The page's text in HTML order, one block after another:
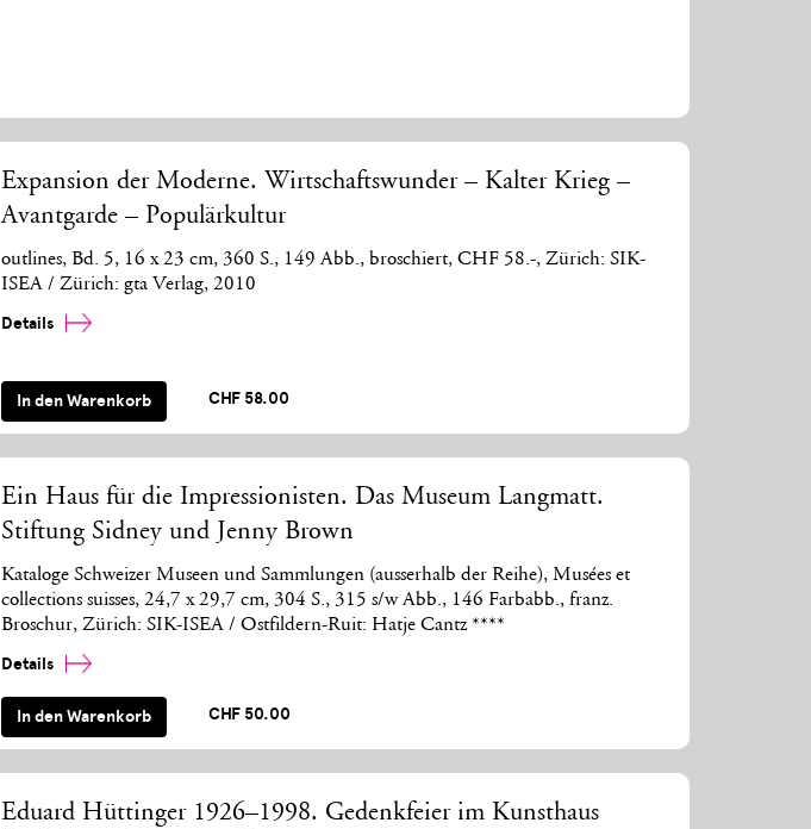
Expansion der Moderne. Wirtschaftswunder – Kalter Krieg –
Avantgarde – Populärkultur
outlines, Bd. 5, 16 x 23 cm, 360 S., 149 Abb., broschiert, CHF 58.-, Zürich: SIK-
ISEA / Zürich: gta Verlag, 2010
Details
In den Warenkorb CHF 58.00
Ein Haus für die Impressionisten. Das Museum Langmatt.
Stiftung Sidney und Jenny Brown
Kataloge Schweizer Museen und Sammlungen (ausserhalb der Reihe), Musées et
collections suisses, 24,7 x 29,7 cm, 304 S., 315 s/w Abb., 146 Farbabb., franz.
Broschur, Zürich: SIK-ISEA / Ostfildern-Ruit: Hatje Cantz ****
Details
In den Warenkorb CHF 50.00
Eduard Hüttinger 1926–1998. Gedenkfeier im Kunsthaus